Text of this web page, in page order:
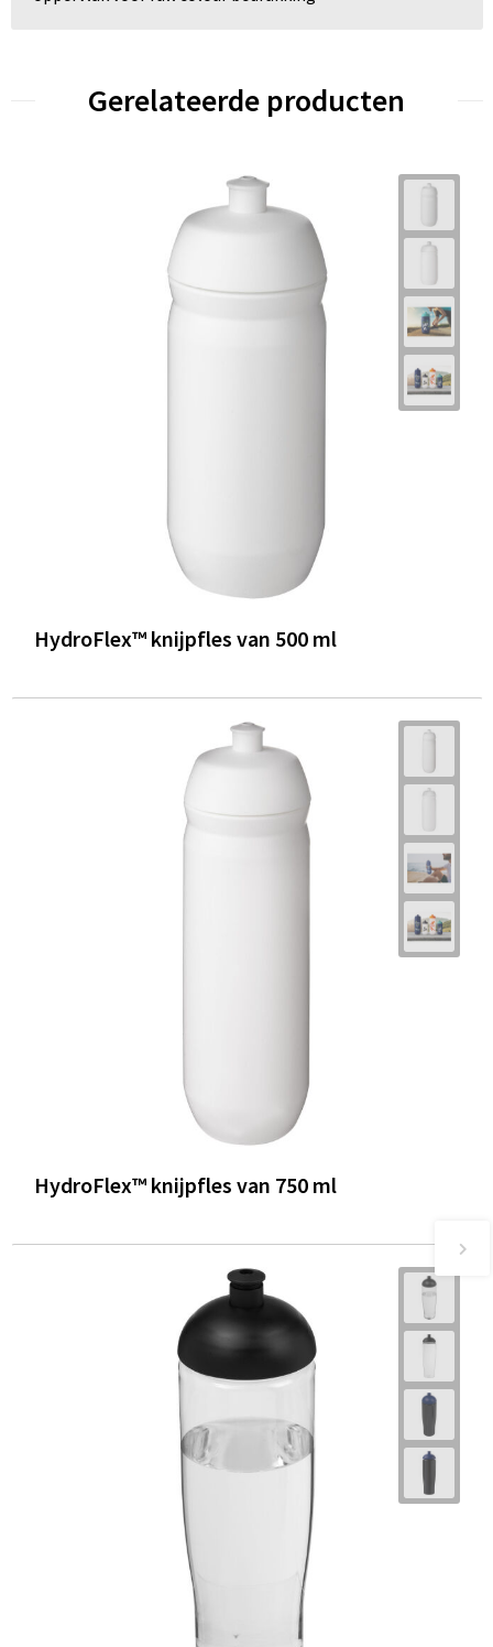
Gerelateerde producten
HydroFlex™ knijpfles van 500 ml
HydroFlex™ knijpfles van 750 ml